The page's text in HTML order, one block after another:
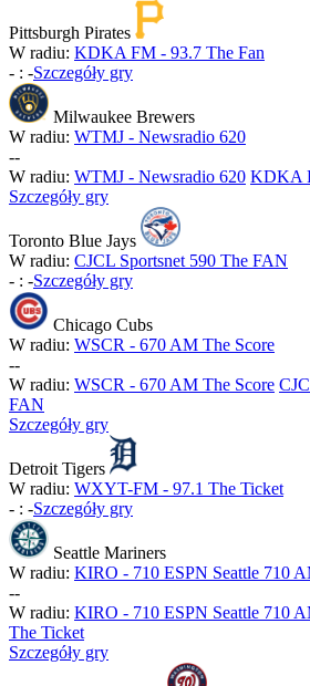
Pittsburgh Pirates
W radiu: KDKA FM - 93.7 The Fan
- : -Szczegóły gry
Milwaukee Brewers
W radiu: WTMJ - Newsradio 620
--
W radiu: WTMJ - Newsradio 620 KDKA
Szczegóły gry
Toronto Blue Jays
W radiu: CJCL Sportsnet 590 The FAN
- : -Szczegóły gry
Chicago Cubs
W radiu: WSCR - 670 AM The Score
--
W radiu: WSCR - 670 AM The Score
FAN
Szczegóły gry
Detroit Tigers
W radiu: WXYT-FM - 97.1 The Ticket
- : -Szczegóły gry
Seattle Mariners
W radiu: KIRO - 710 ESPN Seattle 710
--
W radiu: KIRO - 710 ESPN Seattle 710
The Ticket
Szczegóły gry